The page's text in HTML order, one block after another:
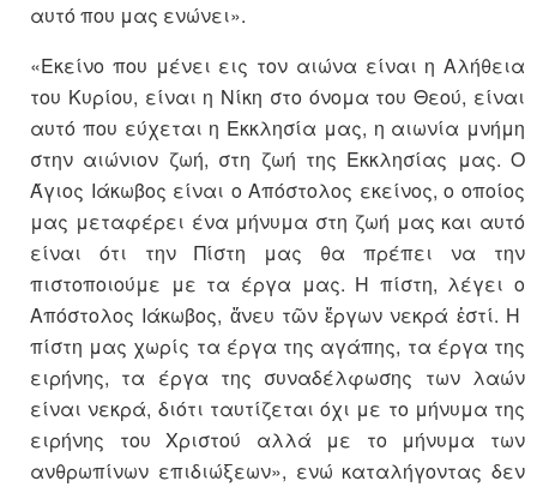
αυτό που μας ενώνει».
«Εκείνο που μένει εις τον αιώνα είναι η Αλήθεια
του Κυρίου, είναι η Νίκη στο όνομα του Θεού, είναι
αυτό που εύχεται η Εκκλησία μας, η αιωνία μνήμη
στην αιώνιον ζωή, στη ζωή της Εκκλησίας μας. Ο
Άγιος Ιάκωβος είναι ο Απόστολος εκείνος, ο οποίος
μας μεταφέρει ένα μήνυμα στη ζωή μας και αυτό
είναι ότι την Πίστη μας θα πρέπει να την
πιστοποιούμε με τα έργα μας. Η πίστη, λέγει ο
Απόστολος Ιάκωβος, ἄνευ τῶν ἔργων νεκρά ἐστί. Η
πίστη μας χωρίς τα έργα της αγάπης, τα έργα της
ειρήνης, τα έργα της συναδέλφωσης των λαών
είναι νεκρά, διότι ταυτίζεται όχι με το μήνυμα της
ειρήνης του Χριστού αλλά με το μήνυμα των
ανθρωπίνων επιδιώξεων», ενώ καταλήγοντας δεν